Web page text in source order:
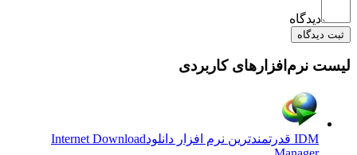
دیدگاه
ثبت دیدگاه
لیست نرم‌افزارهای کاربردی
IDM قدرتمندترین نرم افزار دانلود
Internet Download